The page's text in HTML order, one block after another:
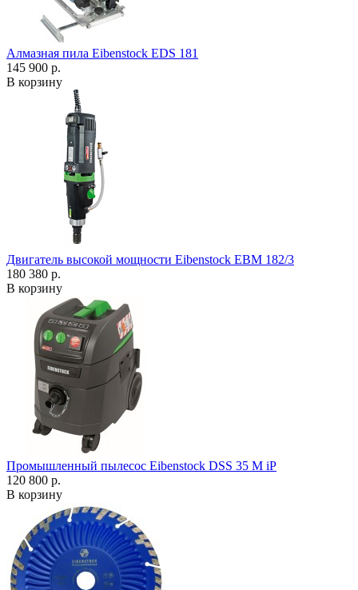
Алмазная пила Eibenstock EDS 181
145 900 р.
В корзину
Двигатель высокой мощности Eibenstock EBM 182/3
180 380 р.
В корзину
Промышленный пылесос Eibenstock DSS 35 M iP
120 800 р.
В корзину